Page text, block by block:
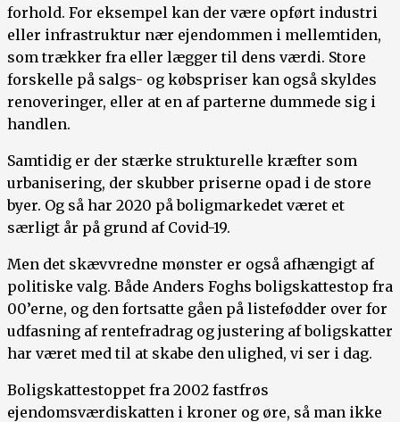
forhold. For eksempel kan der være opført industri
eller infrastruktur nær ejendommen i mellemtiden,
som trækker fra eller lægger til dens værdi. Store
forskelle på salgs- og købspriser kan også skyldes
renoveringer, eller at en af parterne dummede sig i
handlen.
Samtidig er der stærke strukturelle kræfter som
urbanisering, der skubber priserne opad i de store
byer. Og så har 2020 på boligmarkedet været et
særligt år på grund af Covid-19.
Men det skævvredne mønster er også afhængigt af
politiske valg. Både Anders Foghs boligskattestop fra
00’erne, og den fortsatte gåen på listefødder over for
udfasning af rentefradrag og justering af boligskatter
har været med til at skabe den ulighed, vi ser i dag.
Boligskattestoppet fra 2002 fastfrøs
ejendomsværdiskatten i kroner og øre, så man ikke